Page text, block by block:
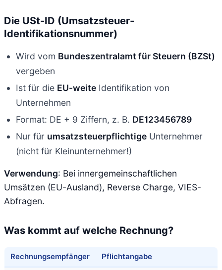
Die USt-ID (Umsatzsteuer-
Identifikationsnummer)
Wird vom Bundeszentralamt für Steuern (BZSt)
vergeben
Ist für die EU-weite Identifikation von
Unternehmen
Format: DE + 9 Ziffern, z. B. DE123456789
Nur für umsatzsteuerpflichtige Unternehmer
(nicht für Kleinunternehmer!)
Verwendung: Bei innergemeinschaftlichen
Umsätzen (EU-Ausland), Reverse Charge, VIES-
Abfragen.
Was kommt auf welche Rechnung?
Rechnungsempfänger Pflichtangabe